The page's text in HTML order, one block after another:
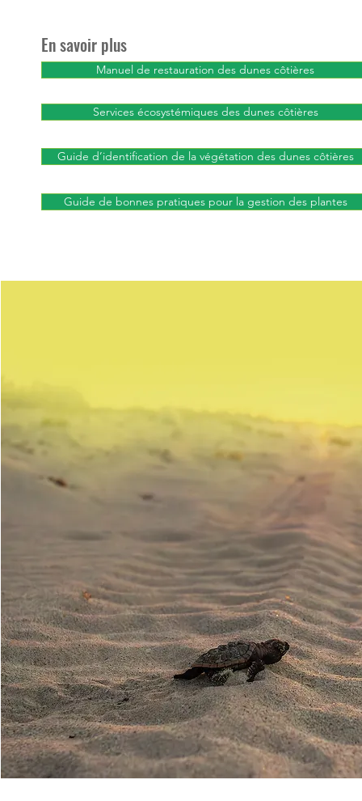
En savoir plus
Manuel de restauration des dunes côtières
Services écosystémiques des dunes côtières
Guide d’identification de la végétation des dunes côtières
Guide de bonnes pratiques pour la gestion des plantes